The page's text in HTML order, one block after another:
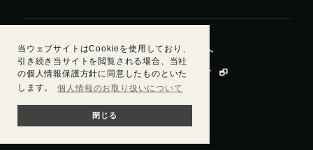
当ウェブサイトはCookieを使用しており、
引き続き当サイトを閲覧される場合、当社
の個人情報保護方針に同意したものといた
します。
個人情報のお取り扱いについて
閉じる
居抜きで退去したい方 ビルオーナー・管理会社様へ
運営会社情報 会員規約 個人情報保護方針
© Sun Frontier Fudousan Co., Ltd.